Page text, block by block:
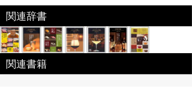
関連辞書
関連書籍